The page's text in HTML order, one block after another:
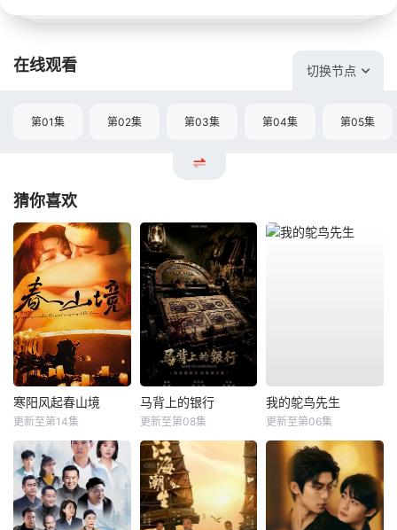
在线观看 切换节点
第01集 第02集 第03集 第04集 第05集
猜你喜欢
寒阳风起春山境
更新至第14集
马背上的银行
更新至第08集
我的鸵鸟先生
更新至第06集